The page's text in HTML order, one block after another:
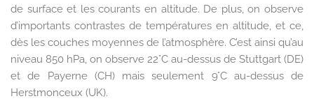
de surface et les courants en altitude. De plus, on observe
d’importants contrastes de températures en altitude, et ce,
dès les couches moyennes de l’atmosphère. C’est ainsi qu’au
niveau 850 hPa, on observe 22°C au-dessus de Stuttgart (DE)
et de Payerne (CH) mais seulement 9°C au-dessus de
Herstmonceux (UK).